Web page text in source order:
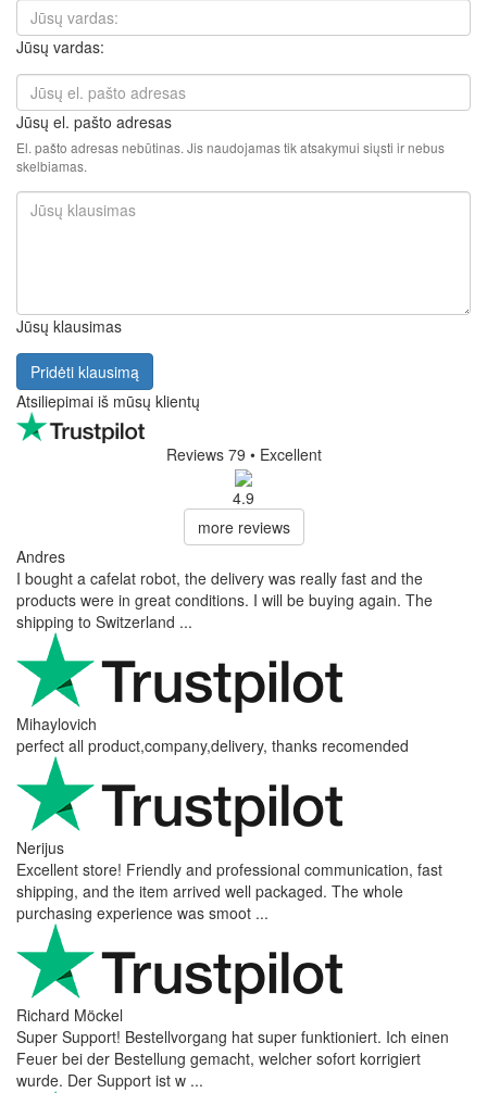
Jūsų vardas:
Jūsų el. pašto adresas
El. pašto adresas nebūtinas. Jis naudojamas tik atsakymui siųsti ir nebus
skelbiamas.
Jūsų klausimas
Pridėti klausimą
Atsiliepimai iš mūsų klientų
Reviews 79 • Excellent
4.9
more reviews
Andres
I bought a cafelat robot, the delivery was really fast and the
products were in great conditions. I will be buying again. The
shipping to Switzerland ...
Mihaylovich
perfect all product,company,delivery, thanks recomended
Nerijus
Excellent store! Friendly and professional communication, fast
shipping, and the item arrived well packaged. The whole
purchasing experience was smoot ...
Richard Möckel
Super Support! Bestellvorgang hat super funktioniert. Ich einen
Feuer bei der Bestellung gemacht, welcher sofort korrigiert
wurde. Der Support ist w ...